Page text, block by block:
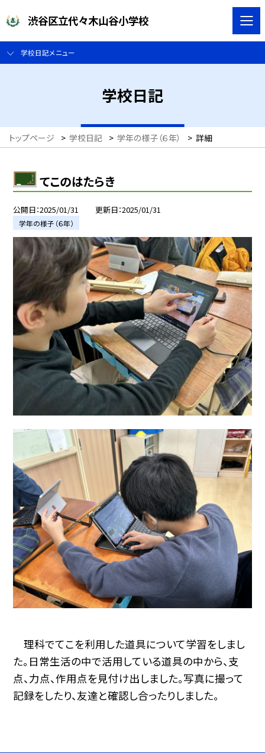
渋谷区立代々木山谷小学校
学校日記メニュー
学校日記
トップページ > 学校日記 > 学年の様子（６年） > 詳細
てこのはたらき
公開日 2025/01/31 更新日 2025/01/31
学年の様子（６年）
理科でてこを利用した道具について学習をしまし
た。日常生活の中で活用している道具の中から、支
点、力点、作用点を見付け出しました。写真に撮って
記録をしたり、友達と確認し合ったりしました。